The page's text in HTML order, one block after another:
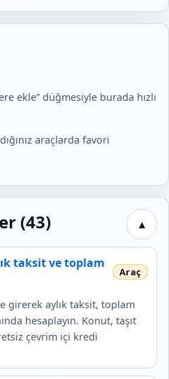
ekle” düğmesiyle burada hızlı
araçlarda favori
(43) ▴
taksit ve toplam
girerek aylık taksit, toplam
hesaplayın. Konut, taşıt
çevrim içi kredi